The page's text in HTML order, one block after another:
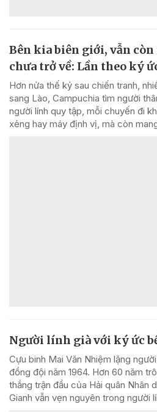
Bên kia biên giới, vẫn
chưa trở về: Lần theo ký
Hơn nửa thế kỷ sau chiến tranh,
sang Lào, Campuchia tìm người
người lính quy tập, mỗi chuyến đi
xẻng hay máy định vị, mà còn
Người lính già với ký ức
Cựu binh Mai Văn Nhiệm lặng
đồng đội năm 1964. Hơn 60 năm
thắng trận đầu của Hải quân Nhân
Gianh vẫn vẹn nguyên trong người